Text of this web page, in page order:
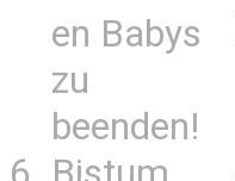
en Babys
zu
beenden!